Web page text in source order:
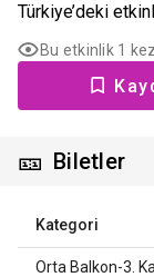
Türkiye’deki
Bu etkinlik 1
🎫 Biletler
Kategori
Orta Balkon-3.